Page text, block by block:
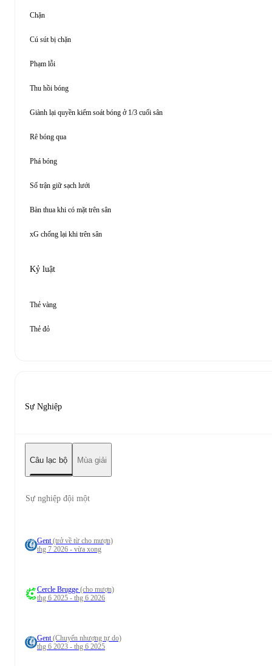
Chặn
Cú sút bị chặn
Phạm lỗi
Thu hồi bóng
Giành lại quyền kiểm soát bóng ở 1/3 cuối sân
Rê bóng qua
Phá bóng
Số trận giữ sạch lưới
Bàn thua khi có mặt trên sân
xG chống lại khi trên sân
Kỷ luật
Thẻ vàng
Thẻ đỏ
Sự Nghiệp
Câu lạc bộ Mùa giải
Sự nghiệp đội một
Gent(trở về từ cho mượn)
thg 7 2026 - vừa xong
Cercle Brugge (cho mượn)
thg 6 2025 - thg 6 2026
Gent(Chuyển nhượng tự do)
thg 6 2023 - thg 6 2025